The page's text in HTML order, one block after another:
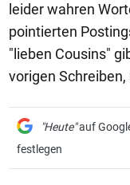
leider wahren
pointierten
"lieben Cousins"
vorigen Schreiben,
"Heute"auf
festlegen
1/6